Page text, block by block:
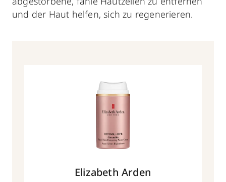
und der Haut helfen, sich zu regenerieren.
Elizabeth Arden